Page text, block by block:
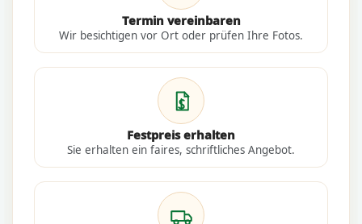
Termin vereinbaren
Wir besichtigen vor Ort oder prüfen Ihre Fotos.
Festpreis erhalten
Sie erhalten ein faires, schriftliches Angebot.